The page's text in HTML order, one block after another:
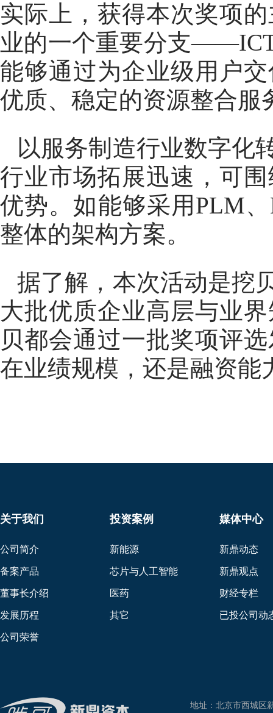
实际上，获得本次奖项
业的一个重要分支
能够通过为企业级用户
优质、稳定的资源整合服
以服务制造行业数字化
行业市场拓展迅速，可
优势。如能够采用PLM
整体的架构方案。
据了解，本次活动是挖
大批优质企业高层与业
贝都会通过一批奖项评
在业绩规模，还是融资能
关于我们
公司简介
备案产品
董事长介绍
发展历程
公司荣誉
投资案例
新能源
芯片与人工智能
医药
其它
媒体中心
新鼎动态
新鼎观点
财经专栏
已投公司动
地址：北京市西城区